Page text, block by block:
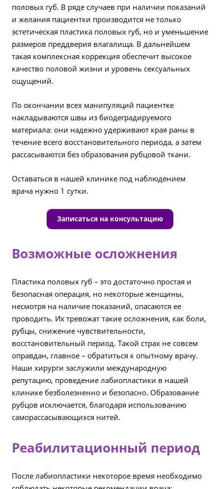
половых губ. В ряде случаев при наличии показаний
и желания пациентки производится не только
эстетическая пластика половых губ, но и уменьшение
размеров преддверия влагалища. В дальнейшем
такая комплексная коррекция обеспечит высокое
качество половой жизни и уровень сексуальных
ощущений.
По окончании всех манипуляций пациентке
накладываются швы из биодеградируемого
материала: они надежно удерживают края раны в
течение всего восстановительного периода, а затем
рассасываются без образования рубцовой ткани.
Оставаться в нашей клинике под наблюдением
врача нужно 1 сутки.
Записаться на консультацию
Возможные осложнения
Пластика половых губ – это достаточно простая и
безопасная операция, но некоторые женщины,
несмотря на наличие показаний, опасаются ее
проводить. Их тревожат такие осложнения, как боли,
рубцы, снижение чувствительности,
восстановительный период. Такой страх не совсем
оправдан, главное – обратиться к опытному врачу.
Наши хирурги заслужили международную
репутацию, проведение лабиопластики в нашей
клинике безболезненно и безопасно. Образование
рубцов исключается, благодаря использованию
саморассасывающихся нитей.
Реабилитационный период
После лабиопластики некоторое время необходимо